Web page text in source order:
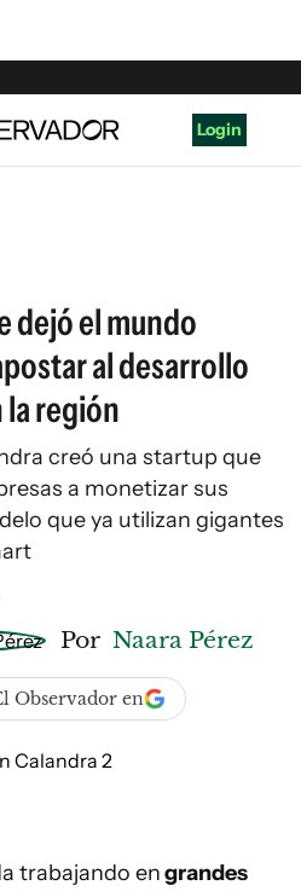
Login
dejó el mundo
al desarrollo
región
creó una startup que
a monetizar sus
que ya utilizan gigantes
Por Naara Pérez
Observador en
trabajando engrandes